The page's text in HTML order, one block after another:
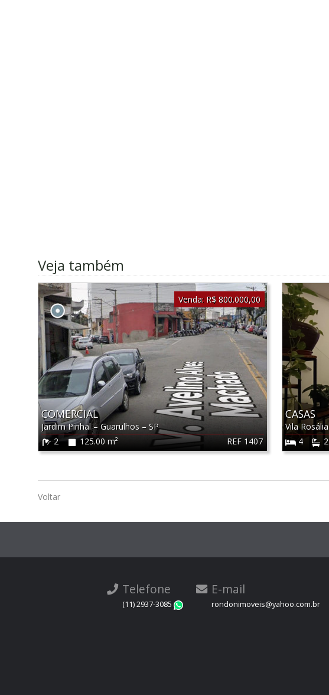
Veja também
REF 1407
COMERCIAL
Jardim Pinhal–Guarulhos – SP
2
125.00 m²
Venda: R$ 800.000,00
CASAS
Vila Rosália
4
2
Voltar
Telefone
(11) 2937-3085 WhatsApp
E-mail
rondonimoveis@yahoo.com.br